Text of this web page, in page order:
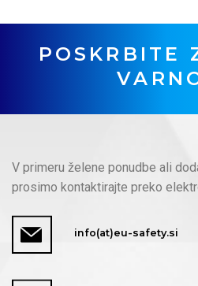
POSKRBITE
V primeru želene ponudbe ali
prosimo kontaktirajte preko
info(at)eu-safety.si